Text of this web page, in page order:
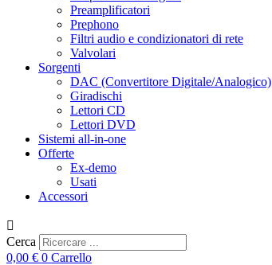
Preamplificatori
Prephono
Filtri audio e condizionatori di rete
Valvolari
Sorgenti
DAC (Convertitore Digitale/Analogico)
Giradischi
Lettori CD
Lettori DVD
Sistemi all-in-one
Offerte
Ex-demo
Usati
Accessori
Cerca
0,00 € 0 Carrello